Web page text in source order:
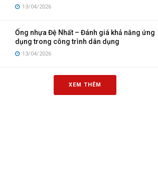
13/04/2026
Ống nhựa Đệ Nhất – Đánh giá khả năng ứng
dụng trong công trình dân dụng
13/04/2026
XEM THÊM